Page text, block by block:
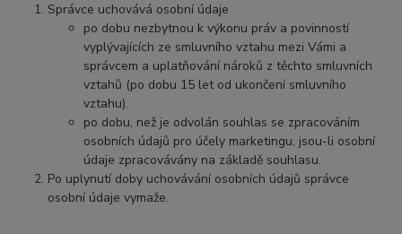
Správce uchovává osobní údaje
po dobu nezbytnou k výkonu práv a povinností
vyplývajících ze smluvního vztahu mezi Vámi a
správcem a uplatňování nároků z těchto smluvních
vztahů (po dobu 15 let od ukončení smluvního
vztahu).
po dobu, než je odvolán souhlas se zpracováním
osobních údajů pro účely marketingu, jsou-li osobní
údaje zpracovávány na základě souhlasu.
Po uplynutí doby uchovávání osobních údajů správce
osobní údaje vymaže.